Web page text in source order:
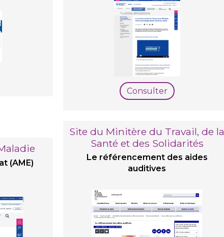
Consulter
(AME)
Site du Minitère du Travail, de la
Santé et des Solidarités
Le référencement des aides
auditives